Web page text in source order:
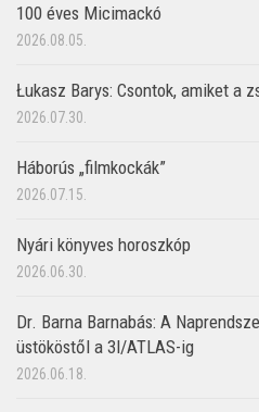
100 éves Micimackó
2026.08.05.
Łukasz Barys: Csontok, amiket a
2026.07.30.
Háborús „filmkockák”
2026.07.15.
Nyári könyves horoszkóp
2026.06.30.
Dr. Barna Barnabás: A
üstököstől a 3I/ATLAS-ig
2026.06.18.